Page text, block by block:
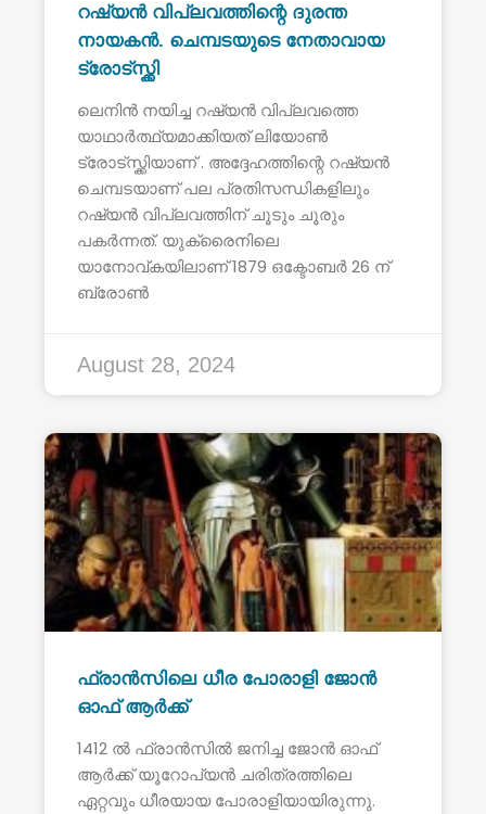
റഷ്യൻ വിപ്ലവത്തിന്റെ ദുരന്ത
നായകൻ. ചെമ്പടയുടെ നേതാവായ
ട്രോട്സ്ക്കി
ലെനിൻ നയിച്ച റഷ്യൻ വിപ്ലവത്തെ
യാഥാർത്ഥ്യമാക്കിയത് ലിയോൺ
ട്രോട്സ്ക്കിയാണ് . അദ്ദേഹത്തിന്റെ റഷ്യൻ
ചെമ്പടയാണ് പല പ്രതിസന്ധികളിലും
റഷ്യൻ വിപ്ലവത്തിന് ചൂടും ചൂരും
പകർന്നത്. യുക്രൈനിലെ
യാനോവ്കയിലാണ് 1879 ഒക്ടോബർ 26 ന്
ബ്രോൺ
August 28, 2024
ഫ്രാൻസിലെ ധീര പോരാളി ജോൻ
ഓഫ് ആർക്ക്
1412 ൽ ഫ്രാൻസിൽ ജനിച്ച ജോൻ ഓഫ്
ആർക്ക് യൂറോപ്യൻ ചരിത്രത്തിലെ
ഏറ്റവും ധീരയായ പോരാളിയായിരുന്നു.